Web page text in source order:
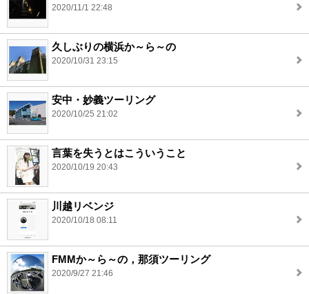
2020/11/1 22:48
久しぶりの横浜か～ら～の
2020/10/31 23:15
安中・妙義ツーリング
2020/10/25 21:02
言葉を失うとはこういうこと
2020/10/19 20:43
川越リベンジ
2020/10/18 08:11
FMMか～ら～の，那須ツーリング
2020/9/27 21:46